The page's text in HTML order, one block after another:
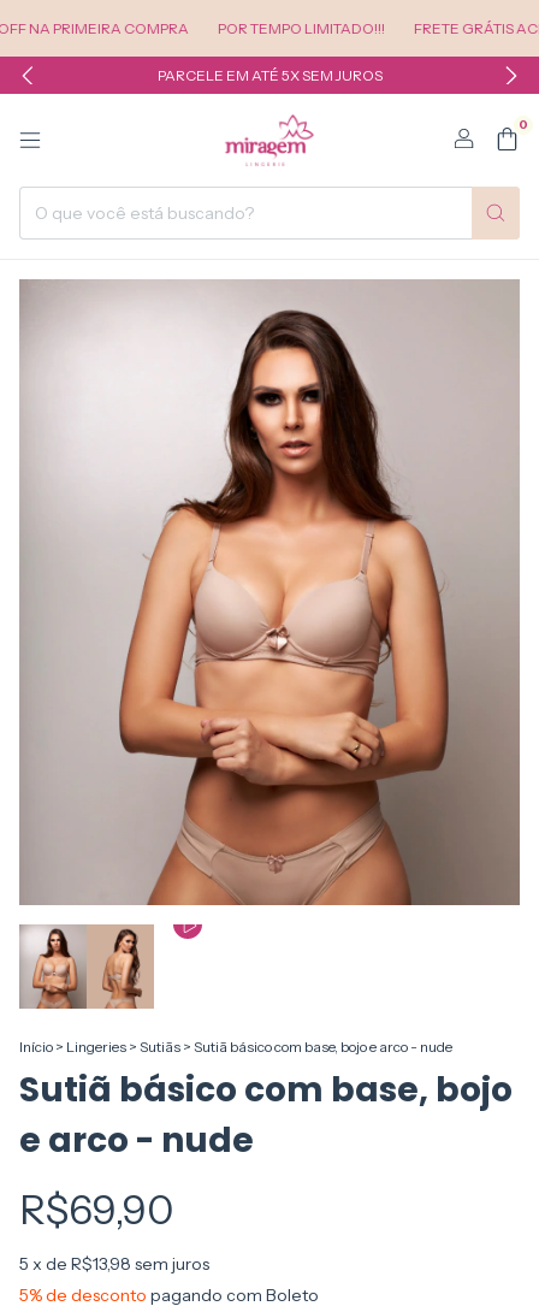
COMPRA POR TEMPO LIMITADO!!! FRETE GRÁTIS ACIMA
PARCELE EM ATÉ 5X SEM JUROS
0
Início > Lingeries > Sutiãs > Sutiã básico com base, bojo e arco - nude
Sutiã básico com base, bojo
e arco - nude
R$69,90
5 x de R$13,98 sem juros
5% de desconto pagando com Boleto